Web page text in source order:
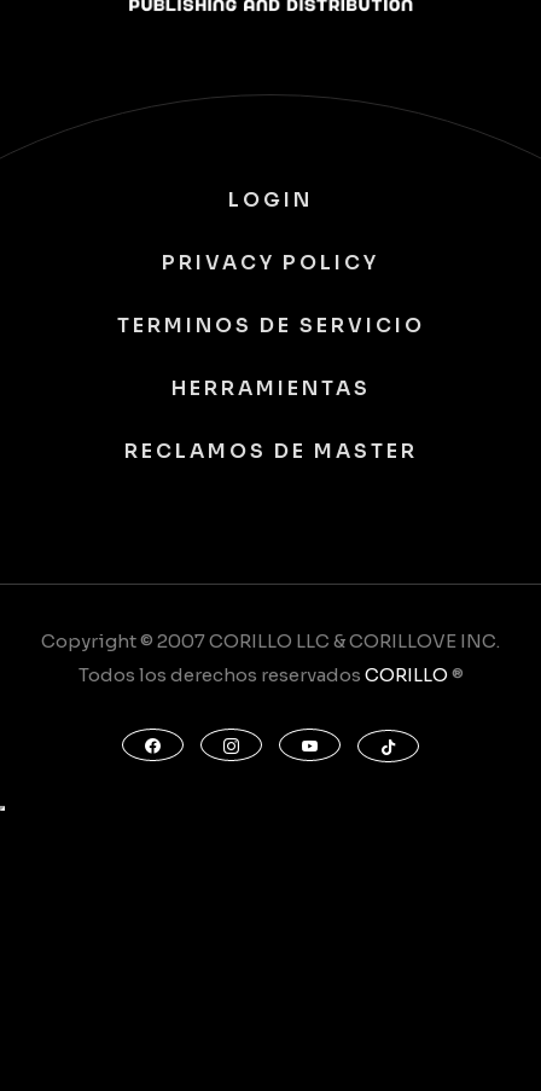
LOGIN
PRIVACY POLICY
TERMINOS DE SERVICIO
HERRAMIENTAS
RECLAMOS DE MASTER
Copyright © 2007 CORILLO LLC & CORILLOVE INC.
Todos los derechos reservados CORILLO®